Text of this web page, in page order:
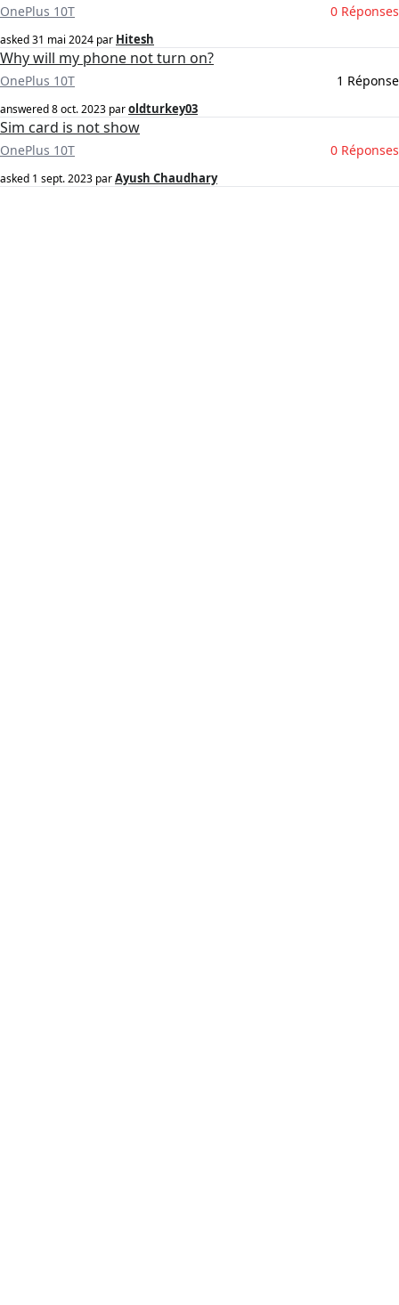
OnePlus 10T 0 Réponses
asked31 mai 2024 par Hitesh
Why will my phone not turn on?
OnePlus 10T 1 Réponse
answered8 oct. 2023 paroldturkey03
Sim card is not show
OnePlus 10T 0 Réponses
asked 1 sept. 2023 parAyush Chaudhary